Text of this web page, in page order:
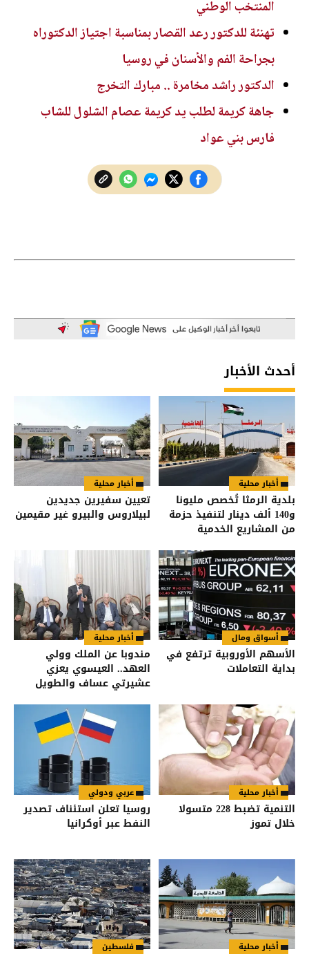
المنتخب الوطني
تهنئة للدكتور رعد القصار بمناسبة اجتياز الدكتوراه
بجراحة الفم والأسنان في روسيا
الدكتور راشد مخامرة .. مبارك التخرج
جاهة كريمة لطلب يد كريمة عصام الشلول للشاب
فارس بني عواد
أحدث الأخبار
أخبار محلية
بلدية الرمثا تُخصص مليونا
و140 ألف دينار لتنفيذ حزمة
من المشاريع الخدمية
أخبار محلية
تعيين سفيرين جديدين
لبيلاروس والبيرو غير مقيمين
أسواق ومال
الأسهم الأوروبية ترتفع في
بداية التعاملات
أخبار محلية
مندوبا عن الملك وولي
العهد.. العيسوي يعزي
عشيرتي عساف والطويل
أخبار محلية
التنمية تضبط 228 متسولا
خلال تموز
عربي ودولي
روسيا تعلن استئناف تصدير
النفط عبر أوكرانيا
أخبار محلية فلسطين